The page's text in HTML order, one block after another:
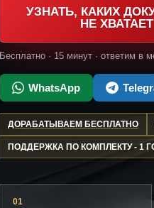
УЗНАТЬ, КАКИХ
НЕ ХВАТАЕТ
Бесплатно · 15 минут · ответим в
WhatsApp
ДОРАБАТЫВАЕМ БЕСПЛАТНО
ПОДДЕРЖКА ПО КОМПЛЕКТУ - 1
01